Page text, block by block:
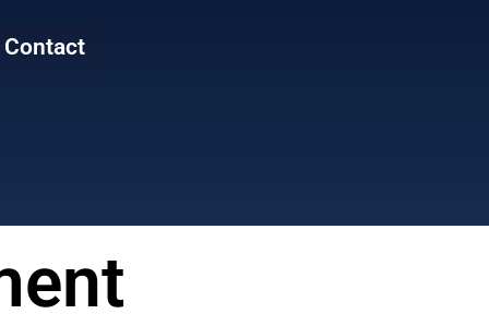
Contact